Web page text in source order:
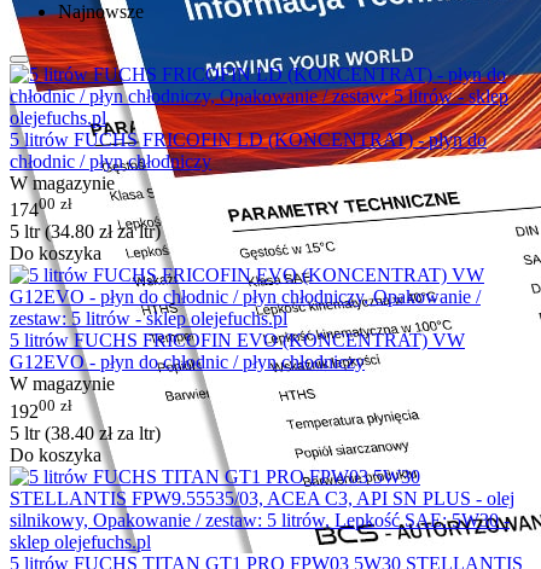
Najnowsze
5 litrów FUCHS FRICOFIN LD (KONCENTRAT) - płyn do
chłodnic / płyn chłodniczy
W magazynie
17400 zł
5 ltr (34.80 złza ltr)
Do koszyka
5 litrów FUCHS FRICOFIN EVO (KONCENTRAT) VW
G12EVO - płyn do chłodnic / płyn chłodniczy
W magazynie
19200 zł
5 ltr (38.40złza ltr)
Do koszyka
5 litrów FUCHS TITAN GT1 PRO FPW03 5W30 STELLANTIS